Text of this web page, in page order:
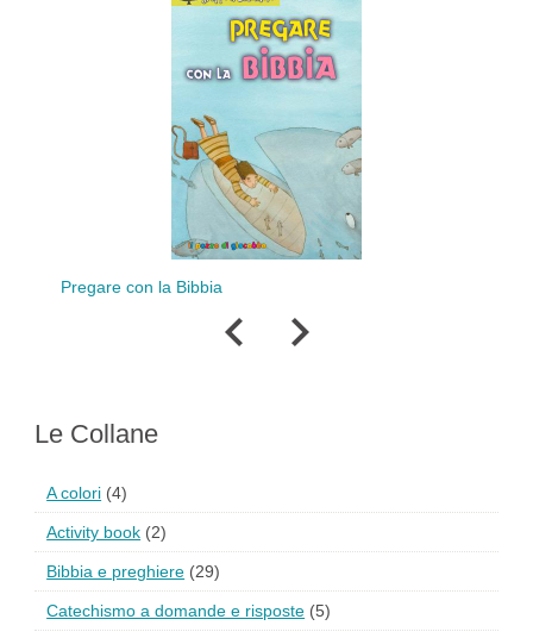
Pregare con la Bibbia
Le Collane
A colori (4)
Activity book (2)
Bibbia e preghiere (29)
Catechismo a domande e risposte (5)